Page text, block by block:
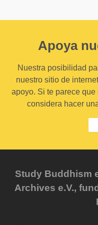
Apoya
Nuestra posibilidad
nuestro sitio de
apoyo. Si te parece
considera hacer
Study Buddhism
Archives e.V.,